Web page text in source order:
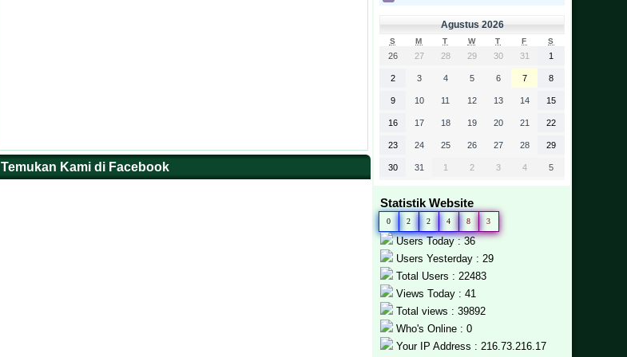
Temukan Kami di Facebook
Agustus 2026
S M T W T F S
26 27 28 29 30 31 1
2 3 4 5 6 7 8
9 10 11 12 13 14 15
16 17 18 19 20 21 22
23 24 25 26 27 28 29
30 31 1 2 3 4 5
Statistik Website
0 2 2 4 8 3
Users Today : 36
Users Yesterday : 29
Total Users : 22483
Views Today : 41
Total views : 39892
Who's Online : 0
Your IP Address : 216.73.216.17